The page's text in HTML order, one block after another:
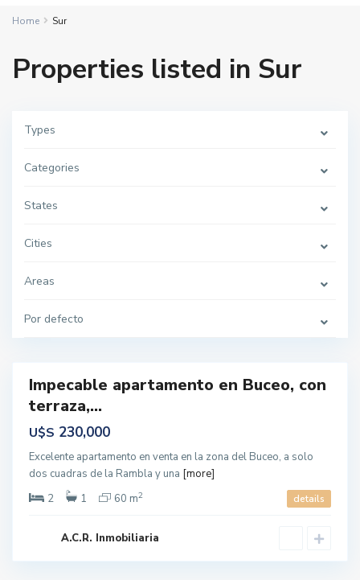
Home Sur
Properties listed in Sur
Types
Categories
States
Cities
Areas
Por defecto
u
o
,
n
t
i
e
Impecable apartamento en Buceo, con
terraza,...
U$S 230,000
Excelente apartamento en venta en la zona del Buceo, a solo
dos cuadras de la Rambla y una [more]
2
1 60 m2 details
A.C.R. Inmobiliaria